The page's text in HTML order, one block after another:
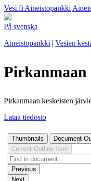
Vesi.fi Aineistopankki
På svenska
Aineistopankki | Vesien
Pirkanmaan
Pirkanmaan keskeisten
Lataa tiedosto